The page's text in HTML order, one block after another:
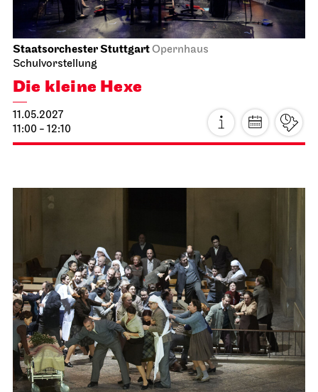
Staatsoper Stuttgart
Wieder im Repertoire
Norma
18.04.2027
18:00 - 21:15